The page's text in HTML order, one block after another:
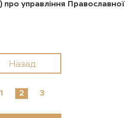
управління Православної
Назад
1 2 3